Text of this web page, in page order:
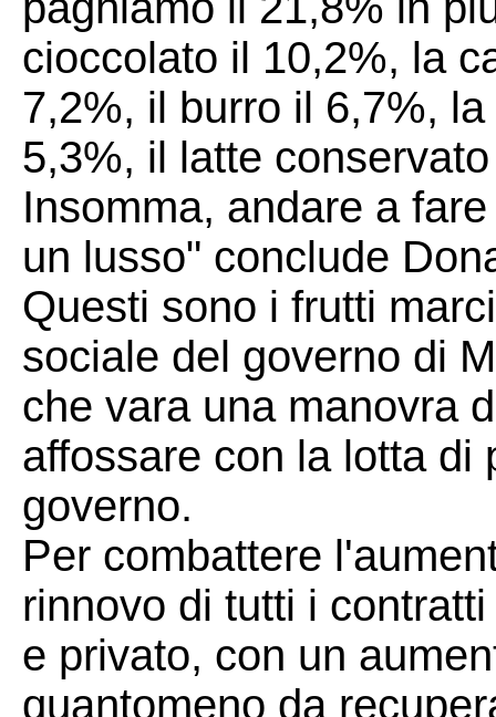
cioccolato il 10,2%, la
7,2%, il burro il 6,7%,
5,3%, il latte
Insomma, andare a
un lusso" conclude
Questi sono i frutti
sociale del governo di
che vara una manovra
affossare con la lotta di
governo.
Per combattere
rinnovo di tutti i
e privato, con un
quantomeno da